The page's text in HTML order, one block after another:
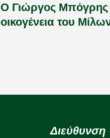
Ο Γιώργος Μπόγρης
οικογένεια του
Διεύθυνση